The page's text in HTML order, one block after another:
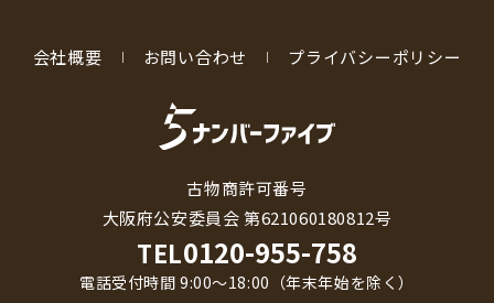
会社概要 お問い合わせ プライバシーポリシー
古物商許可番号
大阪府公安委員会 第621060180812号
TEL0120-955-758
電話受付時間 9:00〜18:00（年末年始を除く）